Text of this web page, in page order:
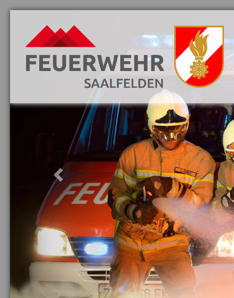
Aktuelles
Vorwort
Mannschaft
Jugend
Fahrzeuge
Ausrüstung
Ausbildung
Gebäude
Archiv
Funktionäre
Veranstaltungen